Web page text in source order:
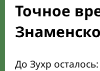
Направление
Точное
До Зухр осталось: